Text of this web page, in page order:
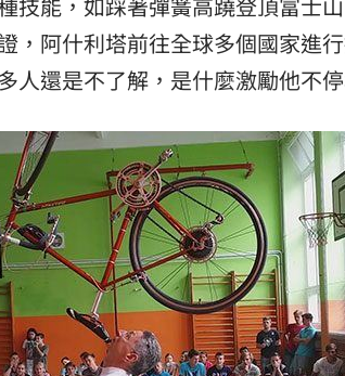
，阿什利塔前往全球多個國家進
人還是不了解，是什麼激勵他不